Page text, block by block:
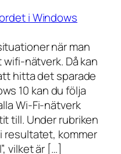
i Windows
när man
nätverk. Då kan
hitta det sparade
10 kan du följa
Wi-Fi-nätverk
till. Under rubriken
resultatet, kommer
vilket är […]